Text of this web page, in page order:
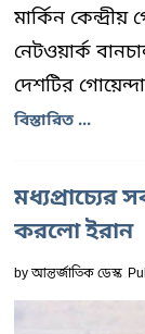
মার্কিন
নেটওয়ার্ক
দেশটির
বিস্তারিত ...
মধ্যপ্রাচ্যের
করলো ইরান
byআন্তর্জাতিক ডেস্ক